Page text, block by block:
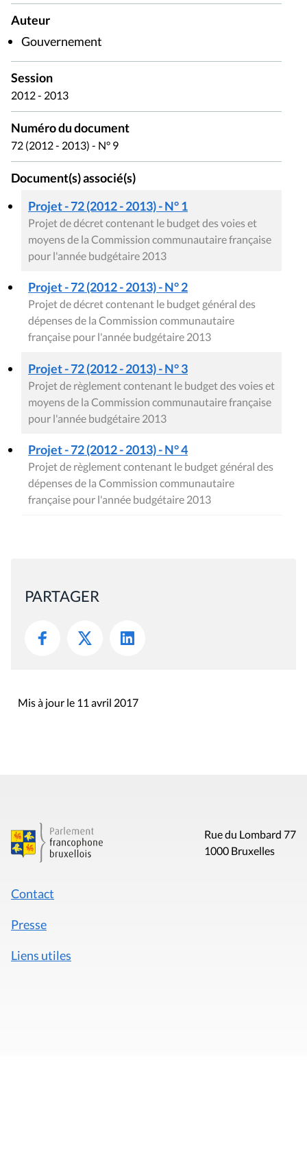
Auteur
Gouvernement
Session
2012 - 2013
Numéro du document
72 (2012 - 2013) - N° 9
Document(s) associé(s)
Projet - 72 (2012 - 2013) - N° 1
Projet de décret contenant le budget des voies et
moyens de la Commission communautaire française
pour l'année budgétaire 2013
Projet - 72 (2012 - 2013) - N° 2
Projet de décret contenant le budget général des
dépenses de la Commission communautaire
française pour l'année budgétaire 2013
Projet - 72 (2012 - 2013) - N° 3
Projet de règlement contenant le budget des voies et
moyens de la Commission communautaire française
pour l'année budgétaire 2013
Projet - 72 (2012 - 2013) - N° 4
Projet de règlement contenant le budget général des
dépenses de la Commission communautaire
française pour l'année budgétaire 2013
PARTAGER
Mis à jour le 11 avril 2017
Rue du Lombard 77
1000 Bruxelles
Contact
Presse
Liens utiles